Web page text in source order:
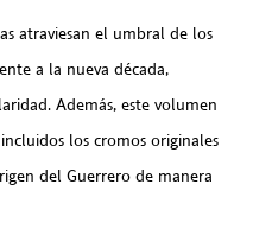
atraviesan el umbral de los
a la nueva década,
Además, este volumen
incluidos los cromos originales
del Guerrero de manera